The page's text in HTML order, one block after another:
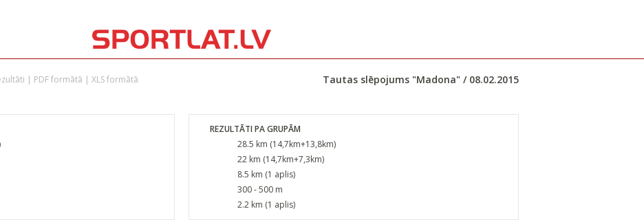
| PDF formātā | XLS formātā Tautas slēpojums "Madona" / 08.02.2015
REZULTĀTI PA GRUPĀM
28.5 km (14,7km+13,8km)
22 km (14,7km+7,3km)
8.5 km (1 aplis)
300 - 500 m
2.2 km (1 aplis)